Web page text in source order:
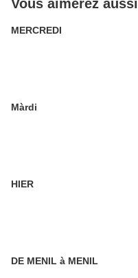
Vous aimerez aussi
MERCREDI
Màrdi
HIER
DE MENIL à MENIL